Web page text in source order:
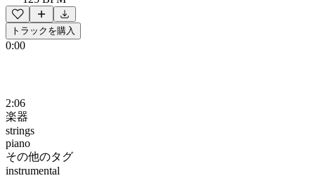
トラックを購入
0:00
2:06
楽器
strings
piano
その他のタグ
instrumental